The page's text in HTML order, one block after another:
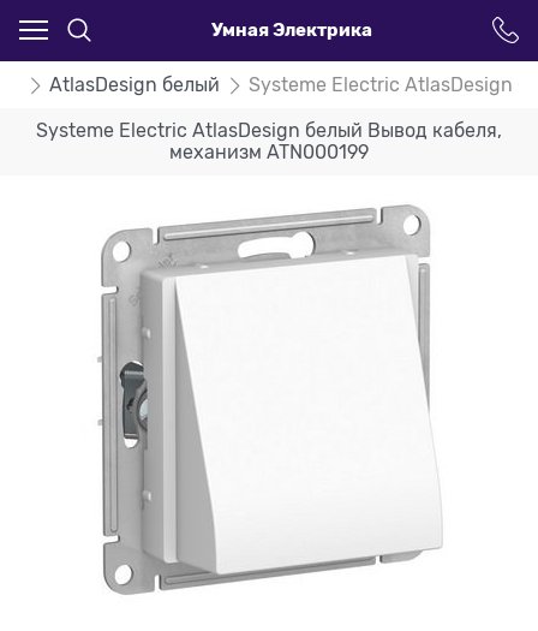
Умная Электрика
AtlasDesign белый Systeme Electric AtlasDesign
Systeme Electric AtlasDesign белый Вывод кабеля,
механизм ATN000199